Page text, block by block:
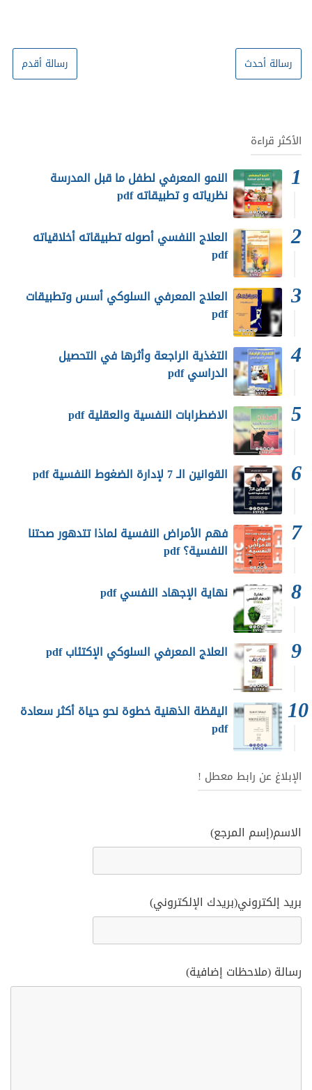
رسالة أحدث رسالة أقدم
الأكثر قراءة
النمو المعرفي لطفل ما قبل المدرسة
نظرياته و تطبيقاته pdf
العلاج النفسي أصوله تطبيقاته أخلاقياته
pdf
العلاج المعرفي السلوكي أسس وتطبيقات
pdf
التغذية الراجعة وأثرها في التحصيل
الدراسي pdf
الاضطرابات النفسية والعقلية pdf
القوانين الـ 7 لإدارة الضغوط النفسية pdf
فهم الأمراض النفسية لماذا تتدهور صحتنا
النفسية؟ pdf
نهاية الإجهاد النفسي pdf
العلاج المعرفي السلوكي الإكتئاب pdf
اليقظة الذهنية خطوة نحو حياة أكثر سعادة
pdf
الإبلاغ عن رابط معطل !
الاسم(إسم المرجع)
بريد إلكتروني(بريدك الإلكتروني)
رسالة (ملاحظات إضافية)